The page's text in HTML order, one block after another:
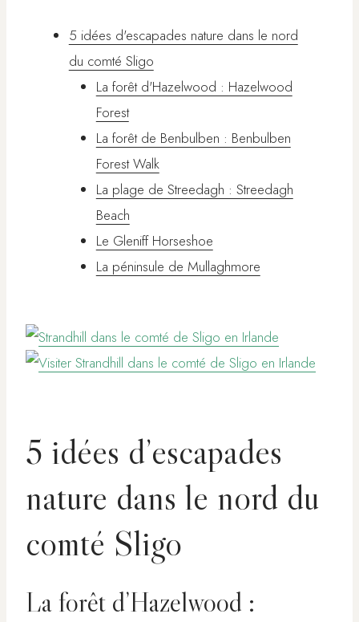
5 idées d'escapades nature dans le nord
du comté Sligo
La forêt d'Hazelwood : Hazelwood
Forest
La forêt de Benbulben : Benbulben
Forest Walk
La plage de Streedagh : Streedagh
Beach
Le Gleniff Horseshoe
La péninsule de Mullaghmore
5 idées d’escapades
nature dans le nord du
comté Sligo
La forêt d’Hazelwood :